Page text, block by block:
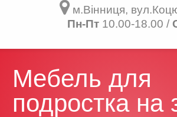
м.Вінниця,
Пн-Пт10.00-18.00 /
Мебель для
подростка на